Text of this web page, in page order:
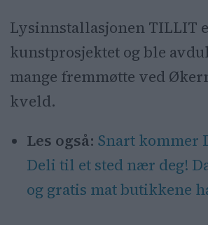
Lysinnstallasjonen TILLIT
kunstprosjektet og ble
mange fremmøtte ved
kveld.
Les også: Snart kommer
Deli til et sted nær deg!
og gratis mat butikkene